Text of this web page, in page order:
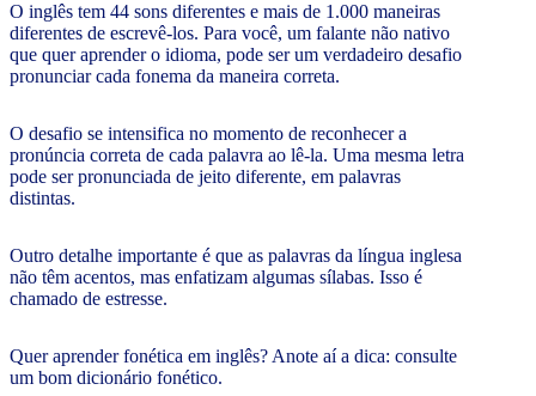
O inglês tem 44 sons diferentes e mais de 1.000 maneiras
diferentes de escrevê-los. Para você, um falante não nativo
que quer aprender o idioma, pode ser um verdadeiro desafio
pronunciar cada fonema da maneira correta.
O desafio se intensifica no momento de reconhecer a
pronúncia correta de cada palavra ao lê-la. Uma mesma letra
pode ser pronunciada de jeito diferente, em palavras
distintas.
Outro detalhe importante é que as palavras da língua inglesa
não têm acentos, mas enfatizam algumas sílabas. Isso é
chamado de estresse.
Quer aprender fonética em inglês? Anote aí a dica: consulte
um bom dicionário fonético.